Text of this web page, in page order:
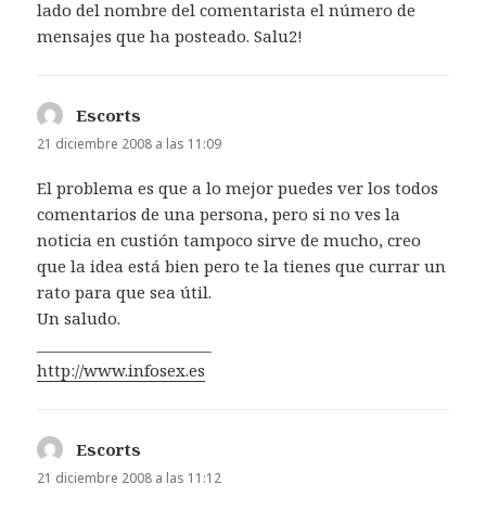
lado del nombre del comentarista el número de
mensajes que ha posteado. Salu2!
Escorts
21 diciembre 2008 a las 11:09
El problema es que a lo mejor puedes ver los todos
comentarios de una persona, pero si no ves la
noticia en custión tampoco sirve de mucho, creo
que la idea está bien pero te la tienes que currar un
rato para que sea útil.
Un saludo.
http://www.infosex.es
Escorts
21 diciembre 2008 a las 11:12